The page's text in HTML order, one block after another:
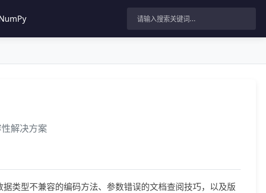
解决方案
类型不兼容的编码方法、参数错误的文档查阅技巧，以及版